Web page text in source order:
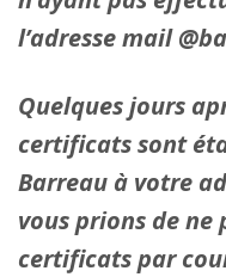
l’adresse mail
Quelques jours
certificats sont
Barreau à votre
vous prions de ne
certificats par